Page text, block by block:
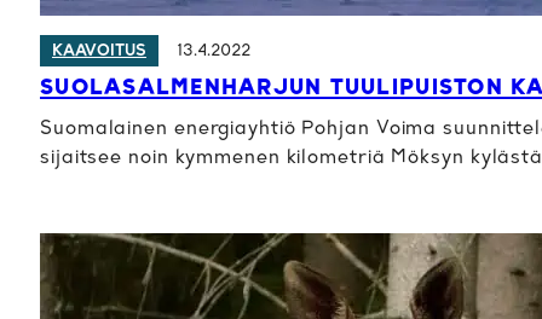
KAAVOITUS 13.4.2022
SUOLASALMENHARJUN TUULIPUISTON
Suomalainen energiayhtiö Pohjan Voima
sijaitsee noin kymmenen kilometriä Möksyn